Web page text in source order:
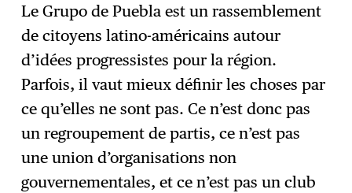
Le Grupo de Puebla est un rassemblement
de citoyens latino-américains autour
d’idées progressistes pour la région.
Parfois, il vaut mieux définir les choses par
ce qu’elles ne sont pas. Ce n’est donc pas
un regroupement de partis, ce n’est pas
une union d’organisations non
gouvernementales, et ce n’est pas un club